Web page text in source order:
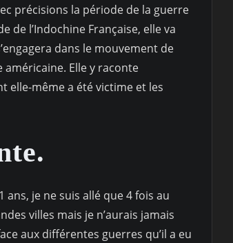
précisions la période de la guerre
de l’Indochine Française, elle va
dans le mouvement de
Elle y raconte
elle-même a été victime et les
je ne suis allé que 4 fois au
villes mais je n’aurais jamais
aux différentes guerres qu’il a eu